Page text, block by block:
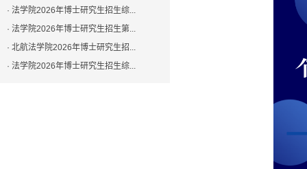
· 法学院2026年博士研究生招生综...
· 法学院2026年博士研究生招生第...
· 北航法学院2026年博士研究生招...
· 法学院2026年博士研究生招生综...